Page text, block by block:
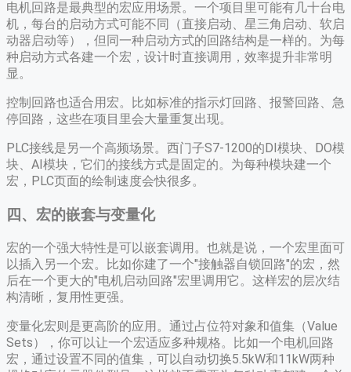
电机回路是最典型的宏应用场景。一个项目里可能有几十台电
机，每台的启动方式可能不同（直接启动、星三角启动、软启
动器启动等），但同一种启动方式的回路结构是一样的。为每
种启动方式各建一个宏，设计时直接调用，效率提升非常明
显。
控制回路也适合用宏。比如标准的指示灯回路、报警回路、急
停回路，这些在项目里会大量重复出现。
PLC接线是另一个高频场景。西门子S7-1200的DI模块、DO模
块、AI模块，它们的接线方式是固定的。为每种模块建一个
宏，PLC页面的绘制速度会快很多。
四、宏的嵌套与变量化
宏的一个强大特性是可以嵌套调用。也就是说，一个宏里面可
以插入另一个宏。比如你建了一个"接触器自锁回路"的宏，然
后在一个更大的"电机启动回路"宏里调用它。这样宏的层次结
构清晰，复用性更强。
变量化宏则是更高阶的应用。通过占位符对象和值集（Value
Sets），你可以让一个宏适应多种规格。比如一个电机回路
宏，通过设置不同的值集，可以自动切换5.5kW和11kW两种